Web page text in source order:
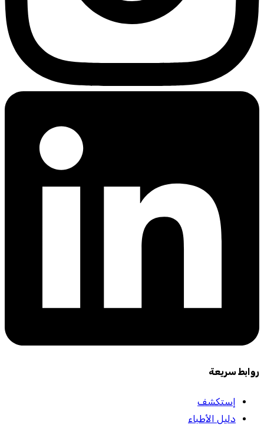
روابط سريعة
إستكشف
دليل الأطباء